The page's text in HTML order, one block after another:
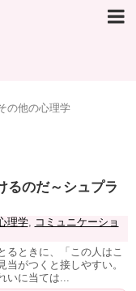
の他の心理学
るのだ～シュプラ
理学, コミュニケーショ
るときに、「この人はこ
当がつくと接しやすい。
いに当ては...